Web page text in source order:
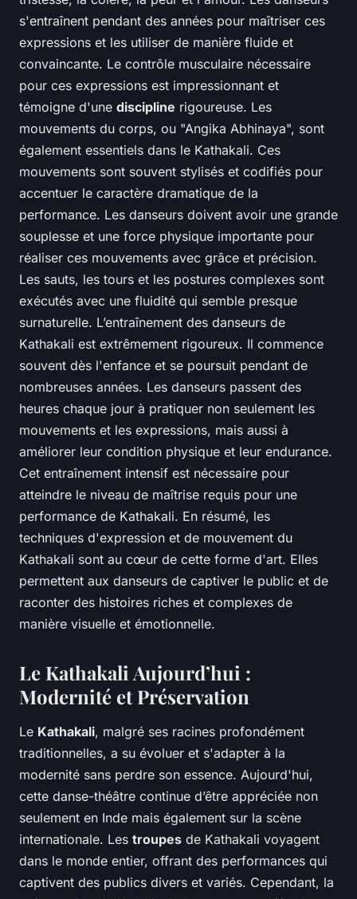
s'entraînent pendant des années pour maîtriser ces
expressions et les utiliser de manière fluide et
convaincante. Le contrôle musculaire nécessaire
pour ces expressions est impressionnant et
témoigne d'une discipline rigoureuse. Les
mouvements du corps, ou "Angika Abhinaya", sont
également essentiels dans le Kathakali. Ces
mouvements sont souvent stylisés et codifiés pour
accentuer le caractère dramatique de la
performance. Les danseurs doivent avoir une grande
souplesse et une force physique importante pour
réaliser ces mouvements avec grâce et précision.
Les sauts, les tours et les postures complexes sont
exécutés avec une fluidité qui semble presque
surnaturelle. L’entraînement des danseurs de
Kathakali est extrêmement rigoureux. Il commence
souvent dès l'enfance et se poursuit pendant de
nombreuses années. Les danseurs passent des
heures chaque jour à pratiquer non seulement les
mouvements et les expressions, mais aussi à
améliorer leur condition physique et leur endurance.
Cet entraînement intensif est nécessaire pour
atteindre le niveau de maîtrise requis pour une
performance de Kathakali. En résumé, les
techniques d'expression et de mouvement du
Kathakali sont au cœur de cette forme d'art. Elles
permettent aux danseurs de captiver le public et de
raconter des histoires riches et complexes de
manière visuelle et émotionnelle.
Le Kathakali Aujourd’hui :
Modernité et Préservation
Le Kathakali, malgré ses racines profondément
traditionnelles, a su évoluer et s'adapter à la
modernité sans perdre son essence. Aujourd'hui,
cette danse-théâtre continue d’être appréciée non
seulement en Inde mais également sur la scène
internationale. Les troupes de Kathakali voyagent
dans le monde entier, offrant des performances qui
captivent des publics divers et variés. Cependant, la